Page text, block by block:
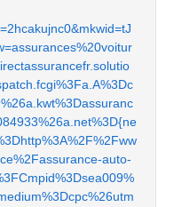
auto-